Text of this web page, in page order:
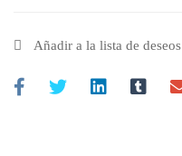
Añadir a la lista de deseos